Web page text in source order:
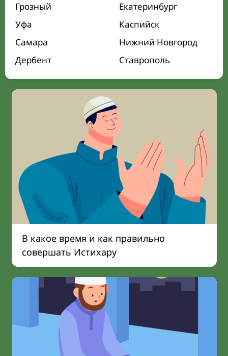
Грозный
Екатеринбург
Уфа
Каспийск
Самара
Нижний Новгород
Дербент
Ставрополь
В какое время и как правильно
совершать Истихару